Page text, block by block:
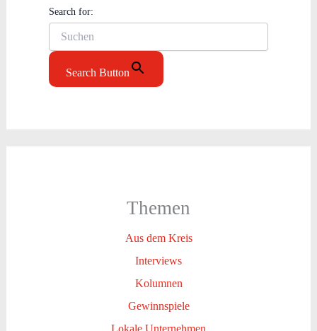
Search for:
Search Button
Themen
Aus dem Kreis
Interviews
Kolumnen
Gewinnspiele
Lokale Unternehmen